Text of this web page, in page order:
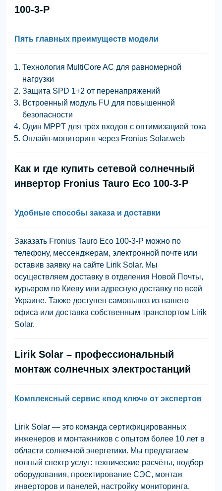
100-3-P
Пять главных преимуществ модели
Технология MultiCore AC для равномерной
нагрузки
Защита SPD 1+2 от перенапряжений
Встроенный модуль FU для повышенной
безопасности
Один MPPT для трёх входов с оптимизацией тока
Онлайн-мониторинг через Fronius Solar.web
Как и где купить сетевой солнечный
инвертор Fronius Tauro Eco 100-3-P
Удобные способы заказа и доставки
Заказать Fronius Tauro Eco 100-3-P можно по
телефону, мессенджерам, электронной почте или
оставив заявку на сайте Lirik Solar. Мы
осуществляем доставку в отделения Новой Почты,
курьером по Киеву или адресную доставку по всей
Украине. Также доступен самовывоз из нашего
офиса или доставка собственным транспортом Lirik
Solar.
Lirik Solar – профессиональный
монтаж солнечных электростанций
Комплексный сервис «под ключ» от экспертов
Lirik Solar — это команда сертифицированных
инженеров и монтажников с опытом более 10 лет в
области солнечной энергетики. Мы предлагаем
полный спектр услуг: технические расчёты, подбор
оборудования, проектирование СЭС, монтаж
инверторов и панелей, настройку мониторинга,